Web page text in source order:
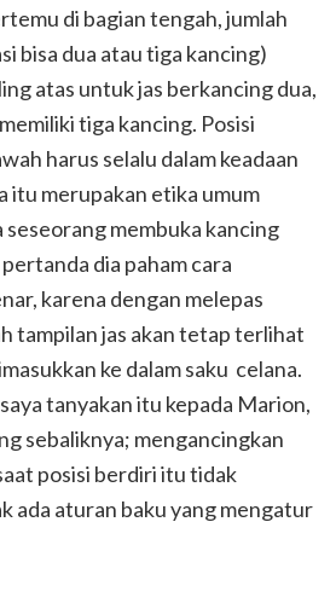
di bagian tengah, jumlah
bisa dua atau tiga kancing)
atas untuk jas berkancing dua,
tiga kancing. Posisi
harus selalu dalam keadaan
itu merupakan etika umum
seseorang membuka kancing
dia paham cara
karena dengan melepas
tampilan jas akan tetap terlihat
ke dalam saku celana.
tanyakan itu kepada Marion,
sebaliknya; mengancingkan
posisi berdiri itu tidak
ada aturan baku yang mengatur